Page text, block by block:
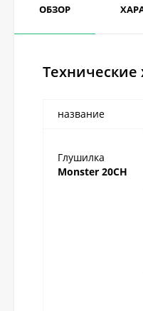
ОБЗОР
Технические
название
Глушилка
Monster 20CH